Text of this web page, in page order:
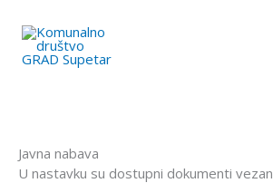
content
Javna nabava
U nastavku su dostupni dokumenti